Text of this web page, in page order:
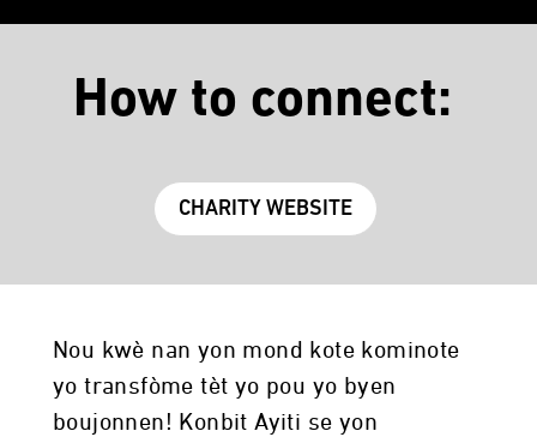
How to connect:
CHARITY WEBSITE
Nou kwè nan yon mond kote kominote
yo transfòme tèt yo pou yo byen
boujonnen! Konbit Ayiti se yon